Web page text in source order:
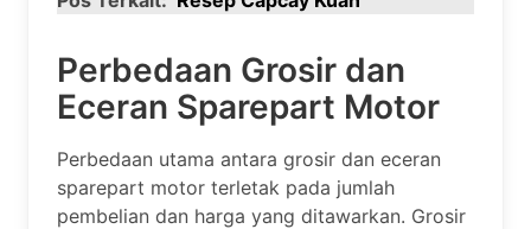
Perbedaan Grosir dan
Eceran Sparepart Motor
Perbedaan utama antara grosir dan eceran
sparepart motor terletak pada jumlah
pembelian dan harga yang ditawarkan. Grosir